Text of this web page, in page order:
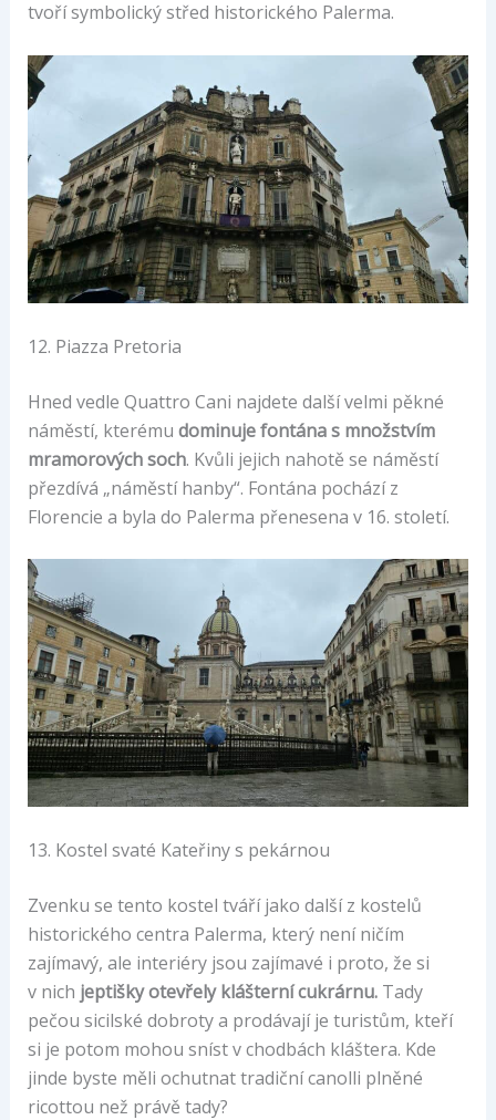
tvoří symbolický střed historického Palerma.
12. Piazza Pretoria
Hned vedle Quattro Cani najdete další velmi pěkné
náměstí, kterému dominuje fontána s množstvím
mramorových soch. Kvůli jejich nahotě se náměstí
přezdívá „náměstí hanby“. Fontána pochází z
Florencie a byla do Palerma přenesena v 16. století.
13. Kostel svaté Kateřiny s pekárnou
Zvenku se tento kostel tváří jako další z kostelů
historického centra Palerma, který není ničím
zajímavý, ale interiéry jsou zajímavé i proto, že si
v nich jeptišky otevřely klášterní cukrárnu.Tady
pečou sicilské dobroty a prodávají je turistům, kteří
si je potom mohou sníst v chodbách kláštera. Kde
jinde byste měli ochutnat tradiční canolli plněné
ricottou než právě tady?